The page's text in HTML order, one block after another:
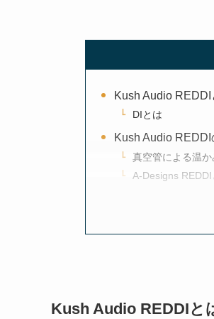
Kush Audio
DIとは
Kush Audio REDDI
真空管による温
A-Designs REDDI
Kush Audio REDDIと